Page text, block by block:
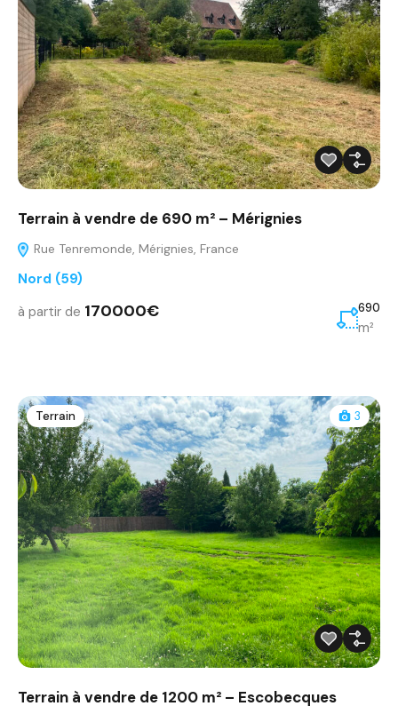
Terrain à vendre de 690 m² – Mérignies
Rue Tenremonde, Mérignies, France
Nord (59)
à partir de 170000€ 690
m²
Terrain 3
Terrain à vendre de 1200 m² – Escobecques